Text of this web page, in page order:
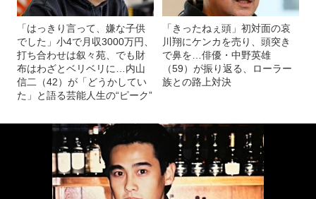
「はっきり言って、嫌な子供
でした」小4で月収3000万円、
打ち合わせは叙々苑、でも財
布はわざとベリベリに…内山
信二（42）が「どうかしてい
た」と語る芸能人生の“ピーク”
「きったねぇ頭」初対面の哀
川翔にケンカを売り、頭突き
で鼻を…俳優・中野英雄
（59）が振り返る、ローラー
族との路上対決